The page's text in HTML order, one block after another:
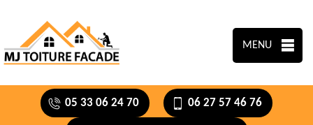
MENU
05 33 06 24 70 06 27 57 46 76